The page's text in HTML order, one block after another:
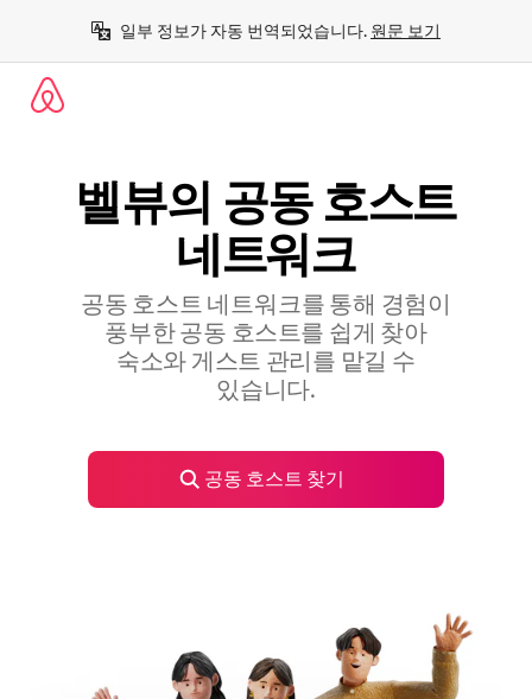
츠
일부 정보가 자동 번역되었습니다. 원문 보기
벨뷰의 공⁠동 호⁠스⁠트
네⁠트⁠워⁠크
공동 호스트 네트워크를 통해 경험이
풍부한 공⁠동 호⁠스⁠트⁠를 쉽⁠게 찾⁠아
숙⁠소⁠와 게⁠스⁠트 관⁠리⁠를 맡⁠길 수
있⁠습⁠니⁠다⁠.
공동 호스트 찾기